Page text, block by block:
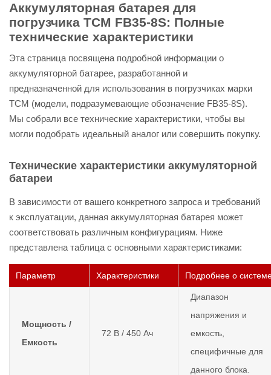
Аккумуляторная батарея для
погрузчика ТСМ FB35-8S: Полные
технические характеристики
Эта страница посвящена подробной информации о
аккумуляторной батарее, разработанной и
предназначенной для использования в погрузчиках марки
ТСМ (модели, подразумевающие обозначение FB35-8S).
Мы собрали все технические характеристики, чтобы вы
могли подобрать идеальный аналог или совершить покупку.
Технические характеристики аккумуляторной
батареи
В зависимости от вашего конкретного запроса и требований
к эксплуатации, данная аккумуляторная батарея может
соответствовать различным конфигурациям. Ниже
представлена таблица с основными характеристиками:
Параметр Характеристики Подробнее о
Мощность /
Емкость
72 В / 450 Ач
Диапазон
напряжения и
емкость,
специфичные для
данного блока.